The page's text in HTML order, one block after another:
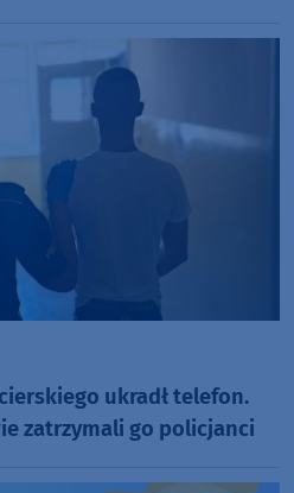
ukradł telefon.
zatrzymali go policjanci